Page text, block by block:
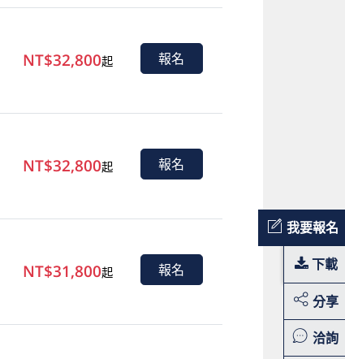
我要報名
下載
分享
洽詢
NT$32,800起 報名
NT$32,800起 報名
NT$31,800起 報名